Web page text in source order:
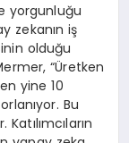
yorgunluğu
zekanın iş
olduğu
“Üretken
yine 10
Bu